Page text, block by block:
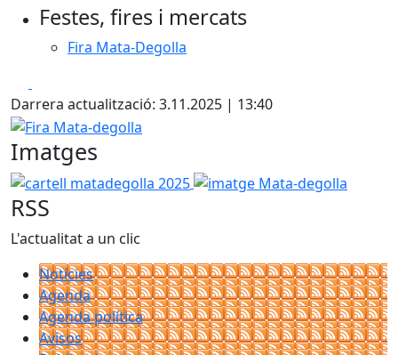
Festes, fires i mercats
Fira Mata-Degolla
Darrera actualització: 3.11.2025 | 13:40
Fira Mata-degolla
Imatges
cartell matadegolla 2025 imatge Mata-degolla
RSS
L'actualitat a un clic
Notícies
Agenda
Agenda política
Avisos